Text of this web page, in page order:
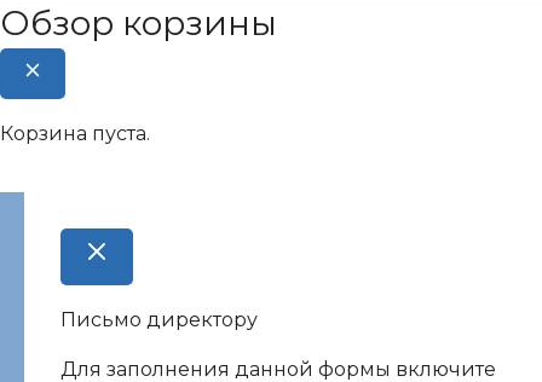
Обзор корзины
Корзина пуста.
Письмо директору
Для заполнения данной формы включите